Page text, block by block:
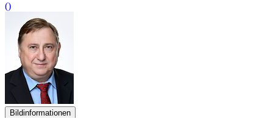
()
Bildinformationen